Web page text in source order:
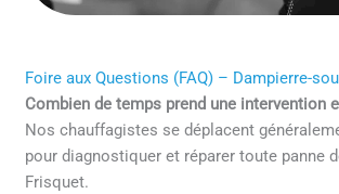
Foire aux Questions (FAQ) – Dampierre-
Combien de temps prend une intervention
Nos chauffagistes se déplacent
pour diagnostiquer et réparer toute panne
Frisquet.